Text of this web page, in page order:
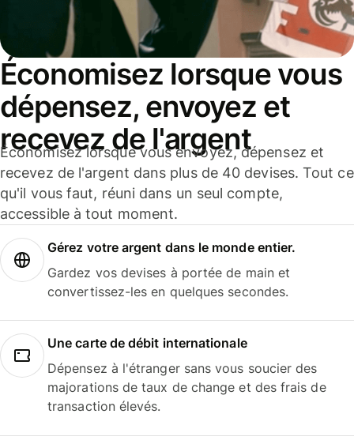
Économisez lorsque vous
dépensez, envoyez et
recevez de l'argent
Économisez lorsque vous envoyez, dépensez et
recevez de l'argent dans plus de 40 devises. Tout ce
qu'il vous faut, réuni dans un seul compte,
accessible à tout moment.
Gérez votre argent dans le monde entier.
Gardez vos devises à portée de main et
convertissez-les en quelques secondes.
Une carte de débit internationale
Dépensez à l'étranger sans vous soucier des
majorations de taux de change et des frais de
transaction élevés.